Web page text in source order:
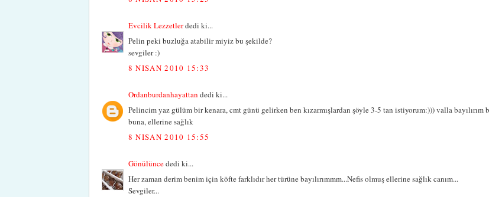
Evcilik Lezzetlerdedi ki...
Pelin peki buzluğa atabilir miyiz bu şekilde?
sevgiler :)
8 NISAN 2010 15:33
Ordanburdanhayattan dedi ki...
Pelincim yaz gülüm bir kenara, cmt günü gelirken ben kızarmışlardan şöyle 3-5 tan istiyorum:))) valla bayılırım
buna, ellerine sağlık
8 NISAN 2010 15:55
Gönülüncededi ki...
Her zaman derim benim için köfte farklıdır her türüne bayılırımmm...Nefis olmuş ellerine sağlık canım...
Sevgiler...